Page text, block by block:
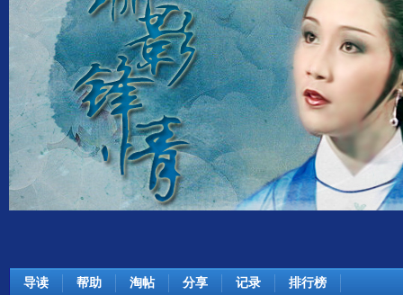
导读 帮助 淘帖 分享 记录 排行榜